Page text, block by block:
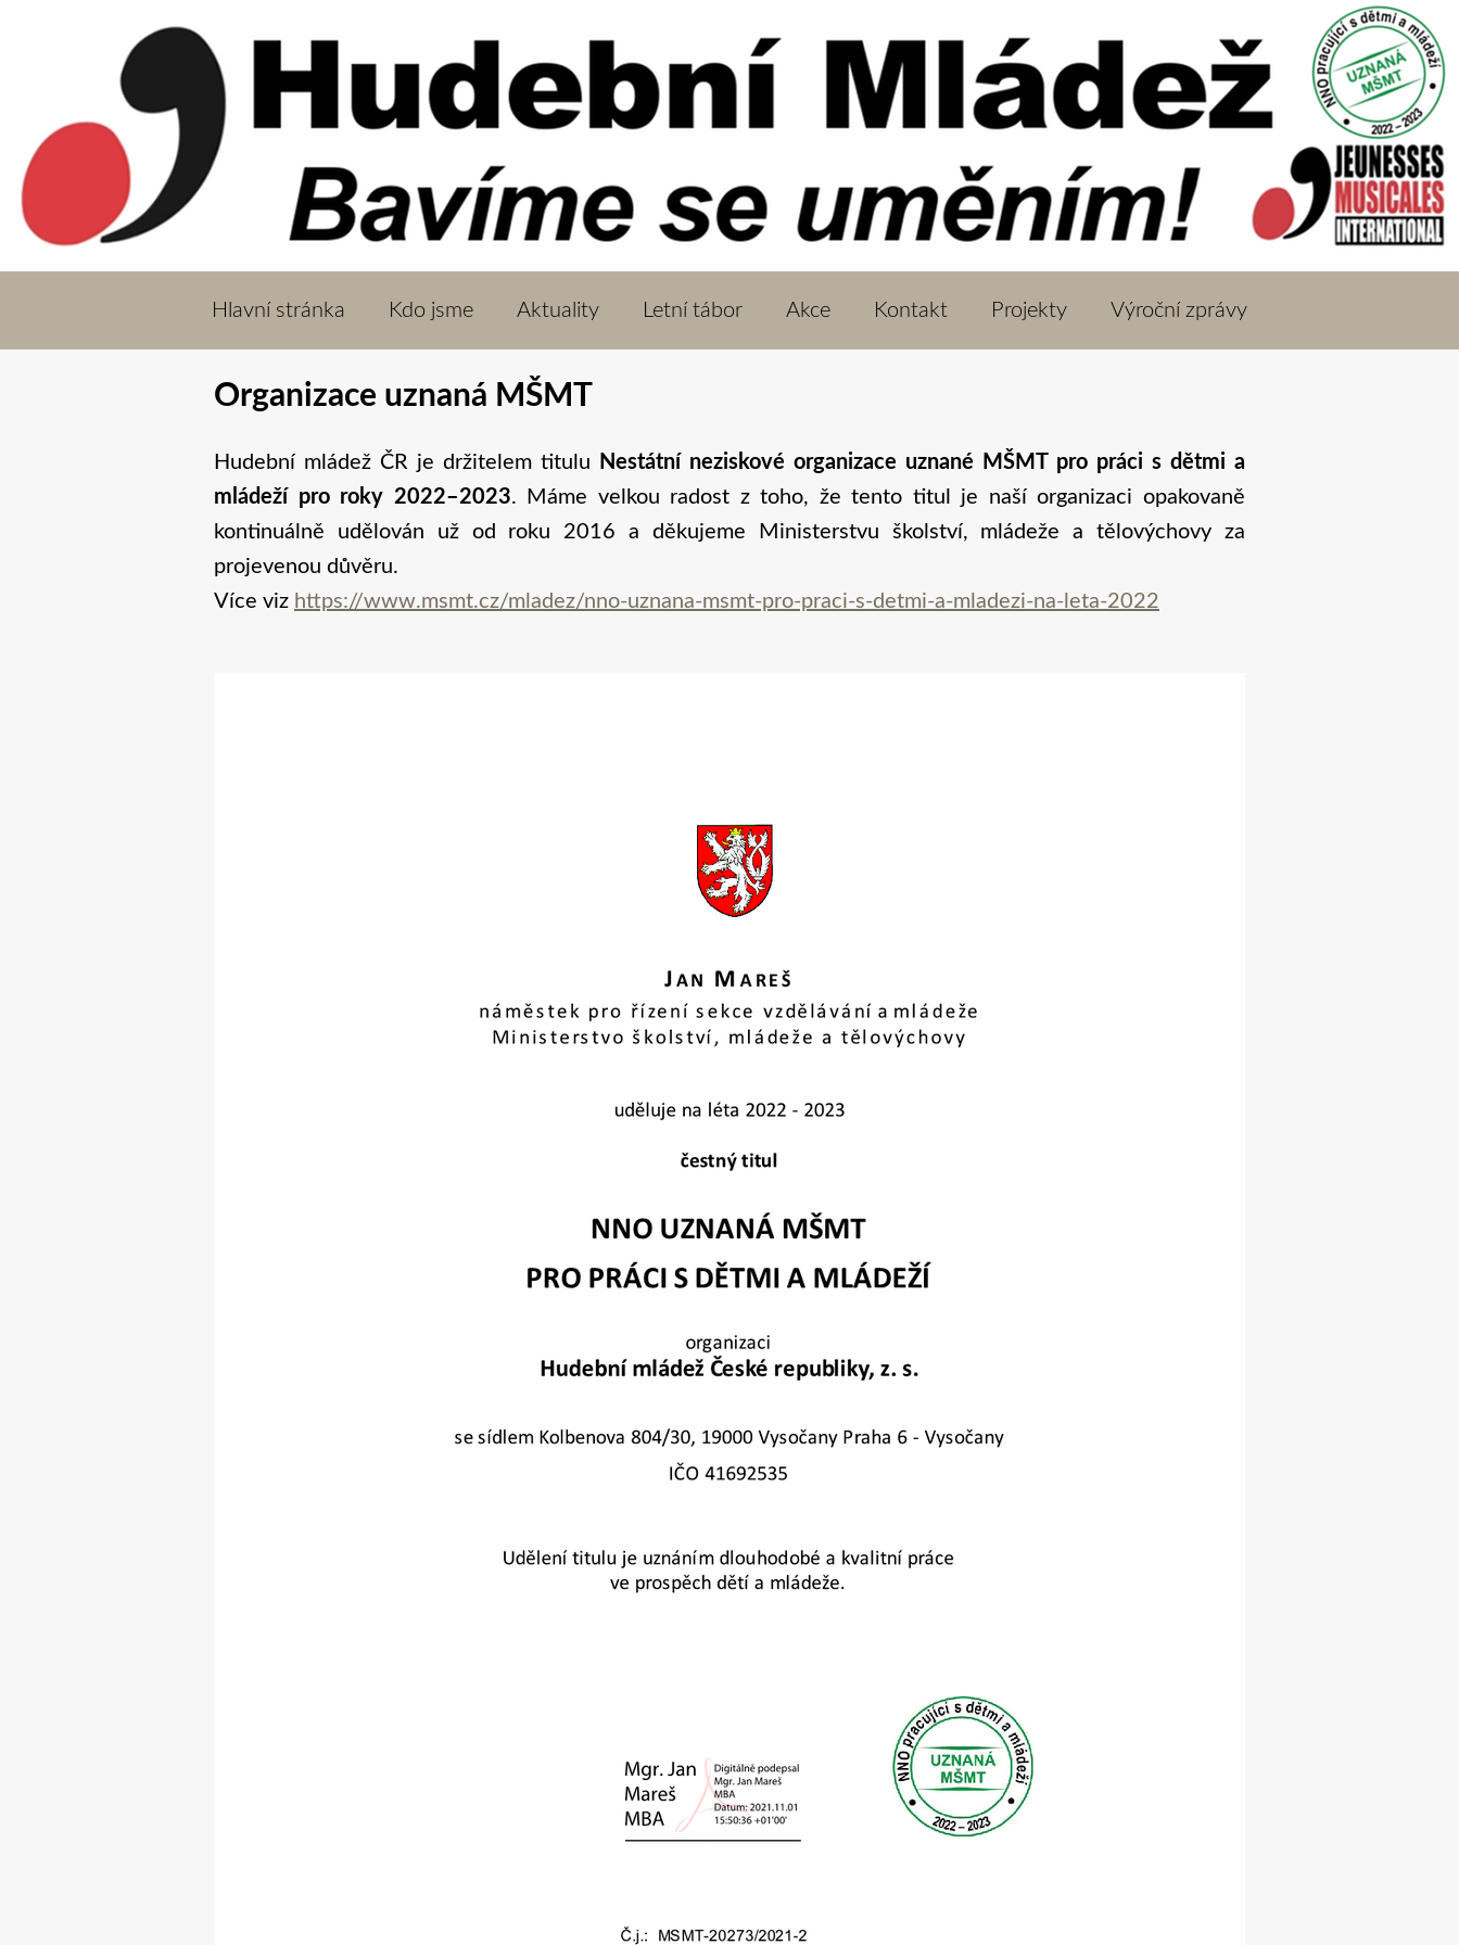
Hlavní stránka Kdo jsme Aktuality Letní tábor Akce Kontakt Projekty Výroční zprávy
Organizace uznaná MŠMT
Hudební mládež ČR je držitelem titulu
Nestátní neziskové organizace uznané MŠMT pro práci s dětmi a
mládeží pro roky 2022–2023. Máme velkou radost z toho, že tento titul je naší organizaci opakovaně
kontinuálně udělován už od roku 2016 a děkujeme Ministerstvu školství, mládeže a tělovýchovy za
projevenou důvěru.
Více viz https://www.msmt.cz/mladez/nno-uznana-msmt-pro-praci-s-detmi-a-mladezi-na-leta-2022